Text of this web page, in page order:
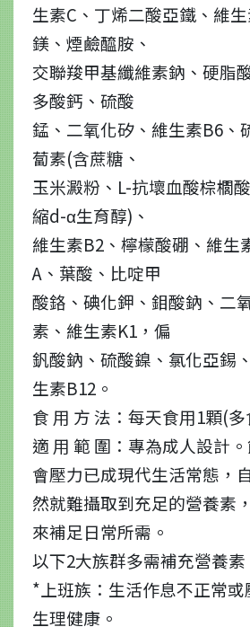
生素C、丁烯二酸亞鐵、維
鎂、煙鹼醯胺、
交聯羧甲基纖維素鈉、硬脂
多酸鈣、硫酸
錳、二氧化矽、維生素B6、
蔔素(含蔗糖、
玉米澱粉、L-抗壞血酸棕櫚
縮d-α生育醇)、
維生素B2、檸檬酸硼、維生
A、葉酸、比啶甲
酸鉻、碘化鉀、鉬酸鈉、二
素、維生素K1，偏
釩酸鈉、硫酸鎳、氯化亞錫
生素B12。
食 用 方 法：每天食用1顆(
適 用 範 圍：專為成人設計
會壓力已成現代生活常態，自
然就難攝取到充足的營養素
來補足日常所需。
以下2大族群多需補充營養素
*上班族：生活作息不正常
生理健康。